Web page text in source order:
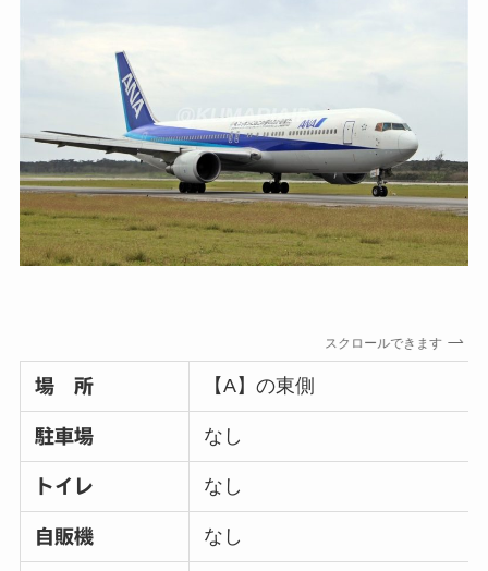
スクロールできます
場 所 【A】の東側
駐車場 なし
トイレ なし
自販機 なし